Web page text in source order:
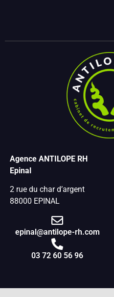
Agence ANTILOPE RH
Epinal
2 rue du char d’argent
88000 EPINAL
epinal@antilope-rh.com
03 72 60 56 96